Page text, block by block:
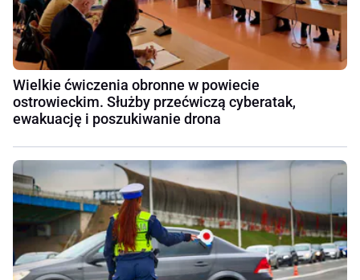
Wielkie ćwiczenia obronne w powiecie
ostrowieckim. Służby przećwiczą cyberatak,
ewakuację i poszukiwanie drona